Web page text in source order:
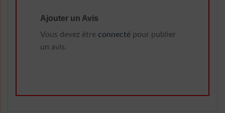
Ajouter un Avis
Vous devez être connecté pour publier
un avis.